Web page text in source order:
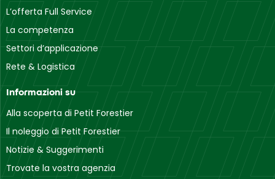
L’offerta Full Service
La competenza
Settori d’applicazione
Rete & Logistica
Informazioni su
Alla scoperta di Petit Forestier
Il noleggio di Petit Forestier
Notizie & Suggerimenti
Trovate la vostra agenzia